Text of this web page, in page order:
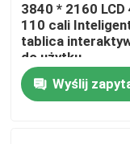
Dom
Produkty
3840 * 2160 LCD
110 cali
tablica
do użytku
edukacyjnego
Wyślij